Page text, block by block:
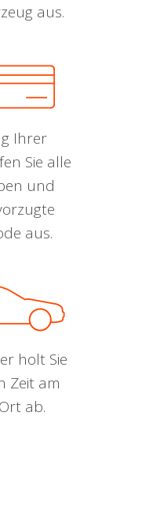
aus.
Ihrer
Sie alle
und
aus.
holt Sie
Zeit am
ab.